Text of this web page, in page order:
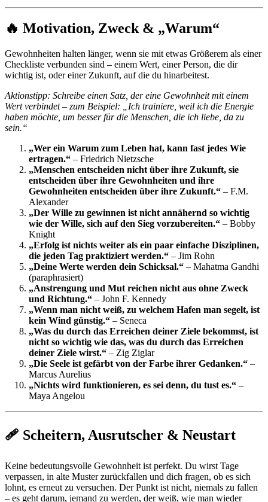
🔥 Motivation, Zweck & „Warum“
Gewohnheiten halten länger, wenn sie mit etwas Größerem als einer
Checkliste verbunden sind – einem Wert, einer Person, die dir
wichtig ist, oder einer Zukunft, auf die du hinarbeitest.
Aktionstipp: Schreibe einen Satz, der eine Gewohnheit mit einem
Wert verbindet – zum Beispiel: „Ich trainiere, weil ich die Energie
haben möchte, um besser für die Menschen, die ich liebe, da zu
sein.“
„Wer ein Warum zum Leben hat, kann fast jedes Wie
ertragen.“ – Friedrich Nietzsche
„Menschen entscheiden nicht über ihre Zukunft, sie
entscheiden über ihre Gewohnheiten und ihre
Gewohnheiten entscheiden über ihre Zukunft.“ – F.M.
Alexander
„Der Wille zu gewinnen ist nicht annähernd so wichtig
wie der Wille, sich auf den Sieg vorzubereiten.“ – Bobby
Knight
„Erfolg ist nichts weiter als ein paar einfache Disziplinen,
die jeden Tag praktiziert werden.“ – Jim Rohn
„Deine Werte werden dein Schicksal.“ – Mahatma Gandhi
(paraphrasiert)
„Anstrengung und Mut reichen nicht aus ohne Zweck
und Richtung.“ – John F. Kennedy
„Wenn man nicht weiß, zu welchem Hafen man segelt, ist
kein Wind günstig.“ – Seneca
„Was du durch das Erreichen deiner Ziele bekommst, ist
nicht so wichtig wie das, was du durch das Erreichen
deiner Ziele wirst.“ – Zig Ziglar
„Die Seele ist gefärbt von der Farbe ihrer Gedanken.“ –
Marcus Aurelius
„Nichts wird funktionieren, es sei denn, du tust es.“ –
Maya Angelou
🩹 Scheitern, Ausrutscher & Neustart
Keine bedeutungsvolle Gewohnheit ist perfekt. Du wirst Tage
verpassen, in alte Muster zurückfallen und dich fragen, ob es sich
lohnt, es erneut zu versuchen. Der Punkt ist nicht, niemals zu fallen
– es geht darum, jemand zu werden, der weiß, wie man wieder